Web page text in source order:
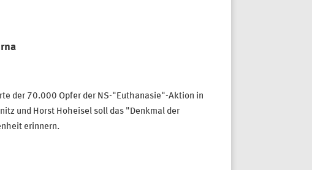
der 70.000 Opfer der NS-"Euthanasie"-Aktion in
und Horst Hoheisel soll das "Denkmal der
erinnern.